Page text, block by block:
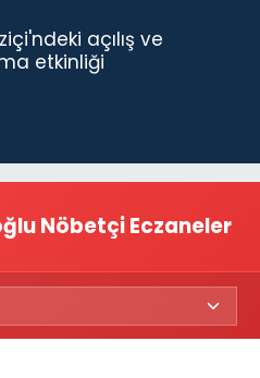
açılış ve
etkinliği
Nöbetçi Eczaneler